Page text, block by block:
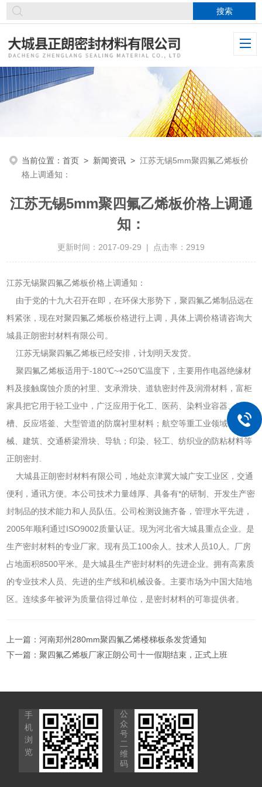
当前位置：首页 > 新闻资讯 >江苏无锡5mm聚四氟乙烯板价
格上调通知：
江苏无锡5mm聚四氟乙烯板价格上调通
知：
更新时间：2017-09-29 | 点击率：2919
江苏无锡聚四氟乙烯板价格上调通知：
由于党的十九大召开在即，在环保大形势下，聚四氟乙烯制品远在
料紧张，现在对聚四氟乙烯板价格进行上调，具体上调价格请咨询大
城县正朗密封材料有限公司。
江苏无锡聚四氟乙烯板已经安排，计划明天发货。
聚四氟乙烯板适用于-180℃~+250℃温度下，主要用作电器绝缘材
料及接触腐蚀介质的衬里、支承滑块、道轨密封件及润滑材料，富柜
家具把它用于轻工业中，广泛应用于化工、医药、染料业容器、贮
槽、反应塔釜、大型管道的防腐衬里材料；航空等重工业领域；机
械、建筑、交通桥梁滑块、导轨；印染、轻工、纺织业的防粘材料等
正朗密封.
大城县正朗密封材料有限公司，地处京津冀大城广安工业区，交通
便利，通讯方便。本公司技术力量雄厚、具备有*的研制、开发生产密
封制品的技术能力和人员队伍。公司检测设施齐备，管理水平先进，
2005年顺利通过ISO9002质量认证。现为河北省大城县重点企业。是
生产密封材料的专业厂家。现有员工100余人。技术人员10人。厂房
占地面积8500平米。是大城县生产密封材料的先进企业。拥有高素质
的专业技术人员、先进的生产线和机械设备。主要市场为中国大陆地
区。连续多年被评为质量信得过单位，是密封材料的可靠提供者。
上一篇：河南郑州280mm聚四氟乙烯楼梯板条发货通知
下一篇：聚四氟乙烯板厂家正朗公司十一假期结束，正式上班
手
机
浏
览
公
众
号
二
维
码